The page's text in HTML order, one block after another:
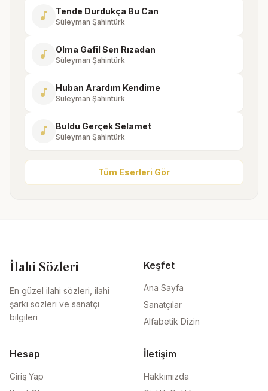
music_note Tende Durdukça Bu Can
Süleyman Şahintürk
music_note Olma Gafil Sen Rızadan
Süleyman Şahintürk
music_note Huban Arardım Kendime
Süleyman Şahintürk
music_note Buldu Gerçek Selamet
Süleyman Şahintürk
Tüm Eserleri Gör
İlahi Sözleri
En güzel ilahi sözleri, ilahi
şarkı sözleri ve sanatçı
bilgileri
Keşfet
Ana Sayfa
Sanatçılar
Alfabetik Dizin
Hesap
Giriş Yap
İletişim
Hakkımızda